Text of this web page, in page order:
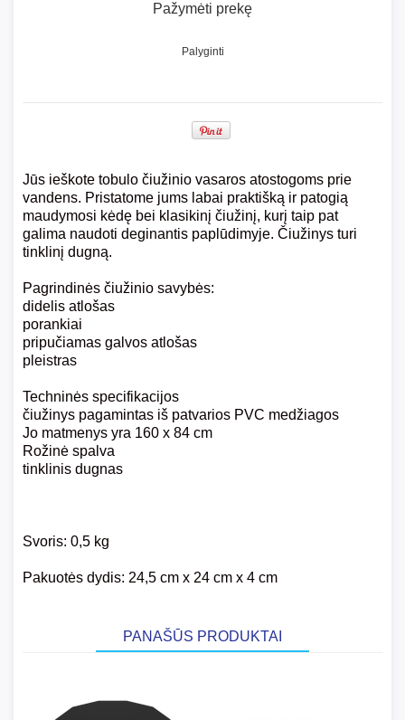
Pažymėti prekę
Palyginti
Jūs ieškote tobulo čiužinio vasaros atostogoms prie
vandens. Pristatome jums labai praktišką ir patogią
maudymosi kėdę bei klasikinį čiužinį, kurį taip pat
galima naudoti deginantis paplūdimyje. Čiužinys turi
tinklinį dugną.
Pagrindinės čiužinio savybės:
didelis atlošas
porankiai
pripučiamas galvos atlošas
pleistras
Techninės specifikacijos
čiužinys pagamintas iš patvarios PVC medžiagos
Jo matmenys yra 160 x 84 cm
Rožinė spalva
tinklinis dugnas
Svoris: 0,5 kg
Pakuotės dydis: 24,5 cm x 24 cm x 4 cm
PANAŠŪS PRODUKTAI